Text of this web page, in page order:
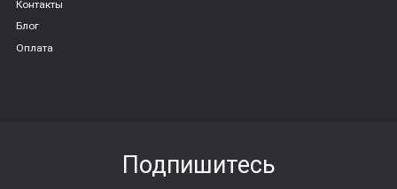
Контакты
Блог
Оплата
Подпишитесь